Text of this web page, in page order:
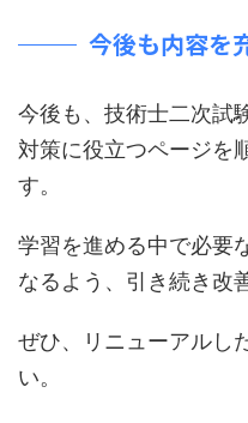
今後も内容を
今後も、技術士二次試
対策に役立つページを
す。
学習を進める中で必要
なるよう、引き続き改
ぜひ、リニューアルし
い。